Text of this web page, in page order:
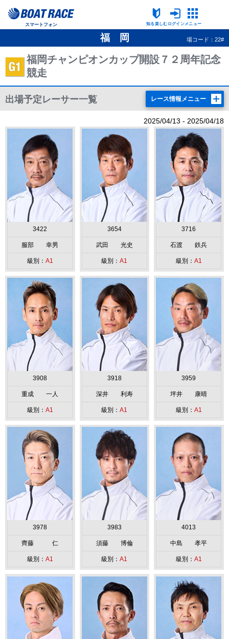
スマートフォン 知る楽しむ ログインメニュー
福 岡 場コード：22#
福岡チャンピオンカップ開設７２周年記念
競走
出場予定レーサー一覧 レース情報メニュー
2025/04/13 - 2025/04/18
3422
服部 幸男
級別： A1
3654
武田 光史
級別：A1
3716
石渡 鉄兵
級別： A1
3908
重成 一人
級別： A1
3918
深井 利寿
級別：A1
3959
坪井 康晴
級別： A1
3978
齊藤 仁
級別： A1
3983
須藤 博倫
級別：A1
4013
中島 孝平
級別： A1